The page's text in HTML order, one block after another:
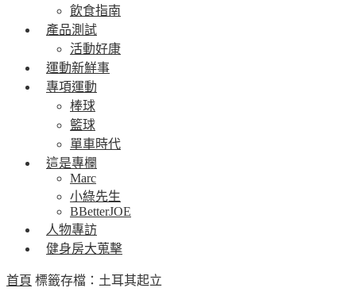
飲食指南
產品測試
活動好康
運動新鮮事
專項運動
棒球
籃球
單車時代
這是專欄
Marc
小綠先生
BBetterJOE
人物專訪
健身房大蒐擊
首頁 標籤存檔：土耳其起立